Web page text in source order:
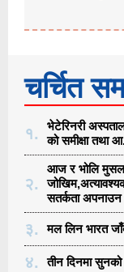
चर्चित
१.
भेटेरिनरी
को समीक्षा तथा
२.
आज र भोलि
सतर्कता
३. मल लिन भारत
४. तीन दिनमा